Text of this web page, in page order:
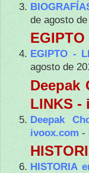
de agosto
EGIPTO -
agosto de
Deepak
LINKS -
Deepak
ivoox.com -
HISTORIA